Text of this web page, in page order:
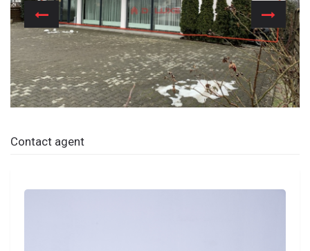
Previous Next
Contact agent